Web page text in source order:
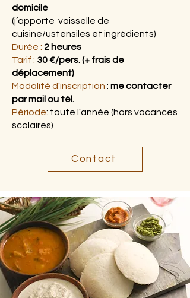
domicile
(j’apporte vaisselle de
cuisine/ustensiles et ingrédients)
Durée : 2 heures
Tarif : 30€/pers. (+ frais de
déplacement)
Modalité d'inscription : me contacter
par mail ou tél.
Période: toute l'année (hors vacances
scolaires)
Contact